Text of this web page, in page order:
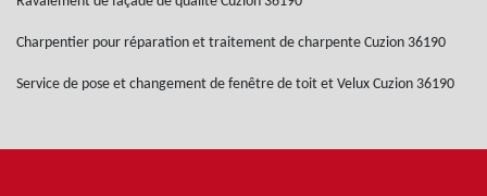
Charpentier pour réparation et traitement de charpente Cuzion 36190
Service de pose et changement de fenêtre de toit et Velux Cuzion 36190